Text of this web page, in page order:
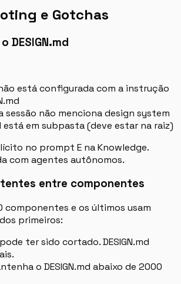
e Gotchas
DESIGN.md
está configurada com a instrução
sessão não menciona design system
está em subpasta (deve estar na raiz)
no prompt E na Knowledge.
com agentes autônomos.
entre componentes
componentes e os últimos usam
primeiros:
ter sido cortado. DESIGN.md
o DESIGN.md abaixo de 2000